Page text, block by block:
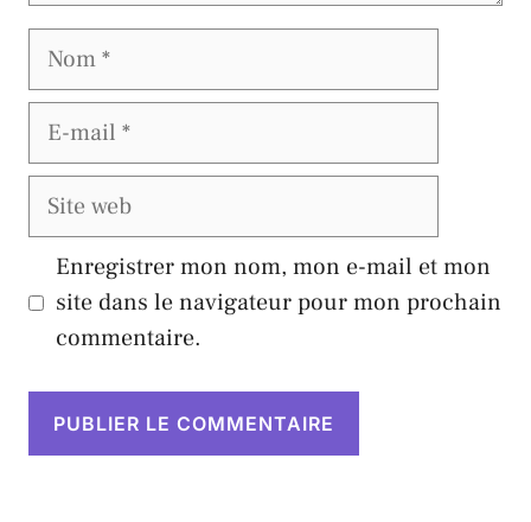
Nom
E-
Site
Enregistrer mon nom, mon e-mail et mon
site dans le navigateur pour mon prochain
commentaire.